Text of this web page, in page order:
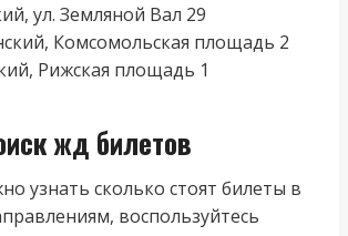
ул. Земляной Вал 29
Комсомольская площадь 2
Рижская площадь 1
жд билетов
узнать сколько стоят билеты в
воспользуйтесь